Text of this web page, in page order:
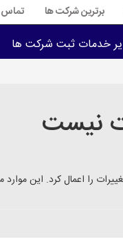
برترین شرکت ها تماس
خدمات ثبت شرکت ها
نیست
را اعمال کرد. این موارد